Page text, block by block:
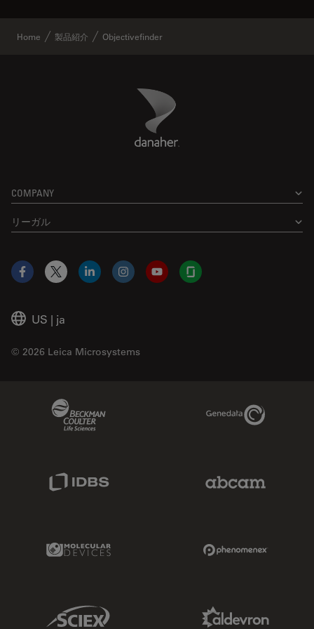
Home 製品紹介 Objectivefinder
Danaher Logo
COMPANY
リーガル
US | ja
© 2026 Leica Microsystems
Facebook
X LinkedInInstagramYouTubeGlassdoor
Genedata Link
Molecular Devices Link
Sciex Link